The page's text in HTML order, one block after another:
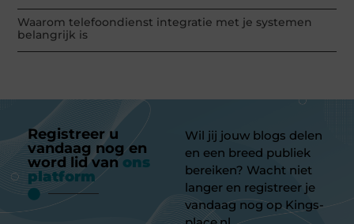
Waarom telefoondienst integratie met je systemen
belangrijk is
Registreer u
vandaag nog en
word lid van ons
platform
Wil jij jouw blogs delen
en een breed publiek
bereiken? Wacht niet
langer en registreer je
vandaag nog op Kings-